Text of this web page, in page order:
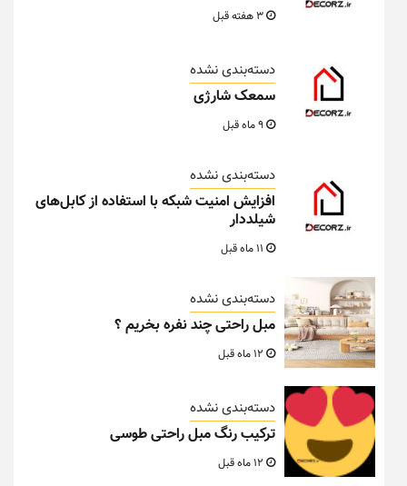
دسته‌بندی نشده
سمعک شارژی
دسته‌بندی نشده
افزایش امنیت شبکه با استفاده از کابل‌های
شیلددار
دسته‌بندی نشده
مبل راحتی چند نفره بخریم ؟
دسته‌بندی نشده
ترکیب رنگ مبل راحتی طوسی